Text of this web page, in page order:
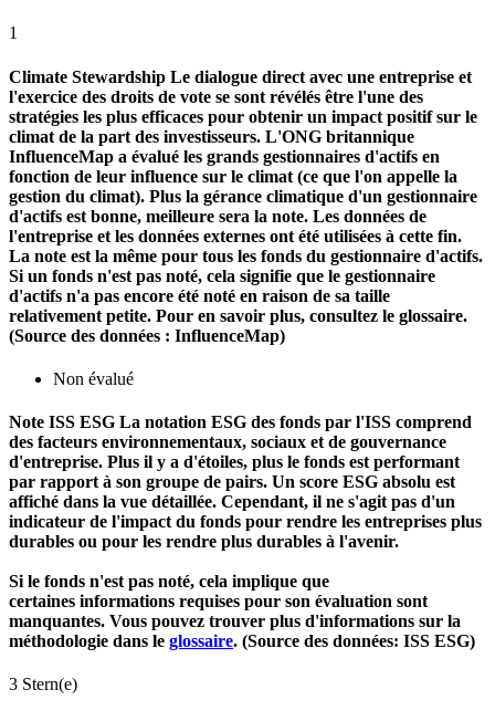
1
Climate Stewardship Le dialogue direct avec une entreprise et
l'exercice des droits de vote se sont révélés être l'une des
stratégies les plus efficaces pour obtenir un impact positif sur le
climat de la part des investisseurs. L'ONG britannique
InfluenceMap a évalué les grands gestionnaires d'actifs en
fonction de leur influence sur le climat (ce que l'on appelle la
gestion du climat). Plus la gérance climatique d'un gestionnaire
d'actifs est bonne, meilleure sera la note. Les données de
l'entreprise et les données externes ont été utilisées à cette fin.
La note est la même pour tous les fonds du gestionnaire d'actifs.
Si un fonds n'est pas noté, cela signifie que le gestionnaire
d'actifs n'a pas encore été noté en raison de sa taille
relativement petite. Pour en savoir plus, consultez le glossaire.
(Source des données : InfluenceMap)
Non évalué
Note ISS ESG La notation ESG des fonds par l'ISS comprend
des facteurs environnementaux, sociaux et de gouvernance
d'entreprise. Plus il y a d'étoiles, plus le fonds est performant
par rapport à son groupe de pairs. Un score ESG absolu est
affiché dans la vue détaillée. Cependant, il ne s'agit pas d'un
indicateur de l'impact du fonds pour rendre les entreprises plus
durables ou pour les rendre plus durables à l'avenir.
Si le fonds n'est pas noté, cela implique que
certaines informations requises pour son évaluation sont
manquantes. Vous pouvez trouver plus d'informations sur la
méthodologie dans le glossaire. (Source des données: ISS ESG)
3 Stern(e)